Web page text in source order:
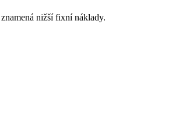
nižší fixní náklady.